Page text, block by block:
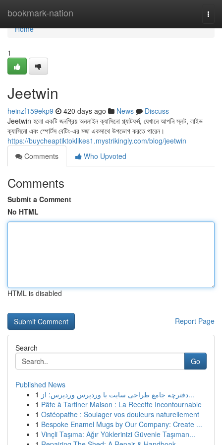
bookmark-nation
Home
Home
1
Jeetwin
heinzf159ekp9 420 days ago News
Discuss
Jeetwin হলো একটি জনপ্রিয় অনলাইন ক্যাসিনো প্ল্যাটফর্ম, যেখানে আপনি স্লট, লাইভ
ক্যাসিনো এবং স্পোর্টস বেটিং-এর মজা একসাথে উপভোগ করতে পারেন।
https://buycheaptiktoklikes1.mystrikingly.com/blog/jeetwin
Comments
Who Upvoted
Comments
Submit a Comment
No HTML
HTML is disabled
Report Page
Search
Go
Published News
1
دفترچه جامع طراحی سایت با وردپرس وردپرس: از...
1 Pâte à Tartiner Maison : La Recette Incontournable
1 Ostéopathe : Soulager vos douleurs naturellement
1 Bespoke Enamel Mugs by Our Company: Create ...
1 Vinçli Taşıma: Ağır Yüklerinizi Güvenle Taşıman...